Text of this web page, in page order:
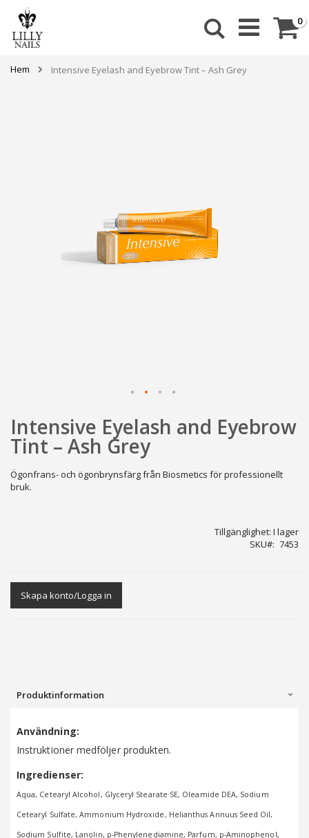
Skip
Content
0
Sök
Hem Intensive Eyelash and Eyebrow Tint – Ash Grey
till
början
Intensive Eyelash and Eyebrow
Tint – Ash Grey
Ögonfrans- och ögonbrynsfärg från Biosmetics för professionellt
bruk.
Tillgänglighet: I lager
SKU
7453
Skapa konto/Logga in
Produktinformation
Användning:
Instruktioner medföljer produkten.
Ingredienser:
Aqua, Cetearyl Alcohol, Glyceryl Stearate SE, Oleamide DEA, Sodium
Cetearyl Sulfate, Ammonium Hydroxide, Helianthus Annuus Seed Oil,
Sodium Sulfite, Lanolin, p-Phenylenediamine, Parfum, p-Aminophenol,